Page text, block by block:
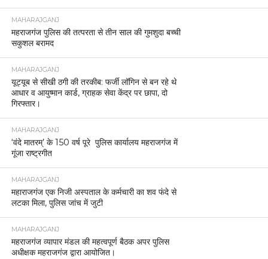
MAHARAJGANJ
महराजगंज पुलिस की तत्परता से तीन साल की गुमशुदा बच्ची
सकुशल बरामद
MAHARAJGANJ
यूट्यूब से सीखी ठगी की तरकीब: फर्जी लॉगिन से बन रहे थे
आधार व आयुष्मान कार्ड, ग्राहक सेवा केंद्र पर छापा, दो
गिरफ्तार।
MAHARAJGANJ
‘वंदे मातरम्’ के 150 वर्ष पूरे पुलिस कार्यालय महराजगंज में
गूंजा राष्ट्रगीत
MAHARAJGANJ
महाराजगंज एक निजी अस्पताल के कर्मचारी का शव फंदे से
लटका मिला, पुलिस जांच में जुटी
MAHARAJGANJ
महराजगंज व्यापार मंडल की महत्वपूर्ण बैठक अपर पुलिस
अधीक्षक महराजगंज द्वारा आयोजित।